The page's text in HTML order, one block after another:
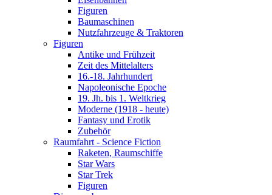
Figuren
Baumaschinen
Nutzfahrzeuge & Traktoren
Figuren
Antike und Frühzeit
Zeit des Mittelalters
16.-18. Jahrhundert
Napoleonische Epoche
19. Jh. bis 1. Weltkrieg
Moderne (1918 - heute)
Fantasy und Erotik
Zubehör
Raumfahrt - Science Fiction
Raketen, Raumschiffe
Star Wars
Star Trek
Figuren